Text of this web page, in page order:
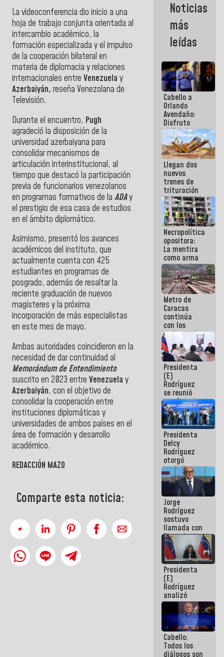
La videoconferencia dio inicio a una
hoja de trabajo conjunta orientada al
intercambio académico, la
formación especializada y el impulso
de la cooperación bilateral en
materia de diplomacia y relaciones
internacionales entre Venezuela y
Azerbaiyán, reseña Venezolana de
Televisión.
Durante el encuentro, Pugh
agradeció la disposición de la
universidad azerbaiyana para
consolidar mecanismos de
articulación interinstitucional, al
tiempo que destacó la participación
previa de funcionarios venezolanos
en programas formativos de la ADAy
el prestigio de esa casa de estudios
en el ámbito diplomático.
Asimismo, presentó los avances
académicos del instituto, que
actualmente cuenta con 425
estudiantes en programas de
posgrado, además de resaltar la
reciente graduación de nuevos
magísteres y la próxima
incorporación de más especialistas
en este mes de mayo.
Ambas autoridades coincidieron en la
necesidad de dar continuidad al
Memorándum de Entendimiento
suscrito en 2023 entre Venezuela y
Azerbaiyán, con el objetivo de
consolidar la cooperación entre
instituciones diplomáticas y
universidades de ambos países en el
área de formación y desarrollo
académico.
REDACCIÓN MAZO
Comparte esta noticia:
emprendedores
afectados
por
terremotos
Noticias
más
leídas
Cabello a
Orlando
Avendaño:
Disfruto
cada vez
que escribes
porque lo
que haces
es
embarrarla
Llegan dos
nuevos
trenes de
trituración
para
optimizar
manejo de
escombros
en La Guaira
Necropolítica
opositora:
La mentira
como arma
contra el
Pueblo
Metro de
Caracas
continúa
con los
trabajos de
mantenimiento
e inspección
en la Línea 2
Presidenta
(E)
Rodríguez
se reunió
con Estado
Mayor
Eléctrico
para
abordar
planes de
acción
Presidenta
Delcy
Rodríguez
otorgó
medalla
"Héroe de
Venezuela"
a servidores
públicos
Jorge
Rodríguez
sostuvo
llamada con
Dinorah
Figuera y
acuerdan
primer
encuentro
presencial
para el
diálogo
Presidenta
(E)
Rodríguez
analizó
junto a
gobernadores
planes de
recuperación
del Sistema
Eléctrico
Cabello:
Todos los
diálogos son